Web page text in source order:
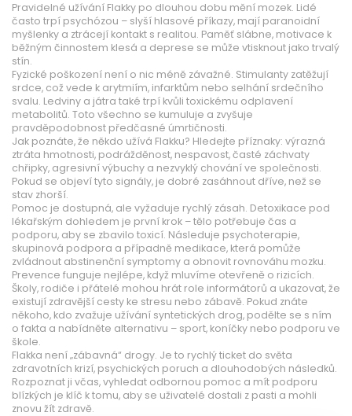
Pravidelné užívání Flakky po dlouhou dobu mění mozek. Lidé
často trpí psychózou – slyší hlasové příkazy, mají paranoidní
myšlenky a ztrácejí kontakt s realitou. Paměť slábne, motivace k
běžným činnostem klesá a deprese se může vtisknout jako trvalý
stín.
Fyzické poškození není o nic méně závažné. Stimulanty zatěžují
srdce, což vede k arytmiím, infarktům nebo selhání srdečního
svalu. Ledviny a játra také trpí kvůli toxickému odplavení
metabolitů. Toto všechno se kumuluje a zvyšuje
pravděpodobnost předčasné úmrtičnosti.
Jak poznáte, že někdo užívá Flakku? Hledejte příznaky: výrazná
ztráta hmotnosti, podrážděnost, nespavost, časté záchvaty
chřipky, agresivní výbuchy a nezvyklý chování ve společnosti.
Pokud se objeví tyto signály, je dobré zasáhnout dříve, než se
stav zhorší.
Pomoc je dostupná, ale vyžaduje rychlý zásah. Detoxikace pod
lékařským dohledem je první krok – tělo potřebuje čas a
podporu, aby se zbavilo toxicí. Následuje psychoterapie,
skupinová podpora a případně medikace, která pomůže
zvládnout abstinenční symptomy a obnovit rovnováhu mozku.
Prevence funguje nejlépe, když mluvíme otevřeně o rizicích.
Školy, rodiče i přátelé mohou hrát role informátorů a ukazovat, že
existují zdravější cesty ke stresu nebo zábavě. Pokud znáte
někoho, kdo zvažuje užívání syntetických drog, podělte se s ním
o fakta a nabídněte alternativu – sport, koníčky nebo podporu ve
škole.
Flakka není „zábavná“ drogy. Je to rychlý ticket do světa
zdravotních krizí, psychických poruch a dlouhodobých následků.
Rozpoznat ji včas, vyhledat odbornou pomoc a mít podporu
blízkých je klíč k tomu, aby se uživatelé dostali z pasti a mohli
znovu žít zdravě.